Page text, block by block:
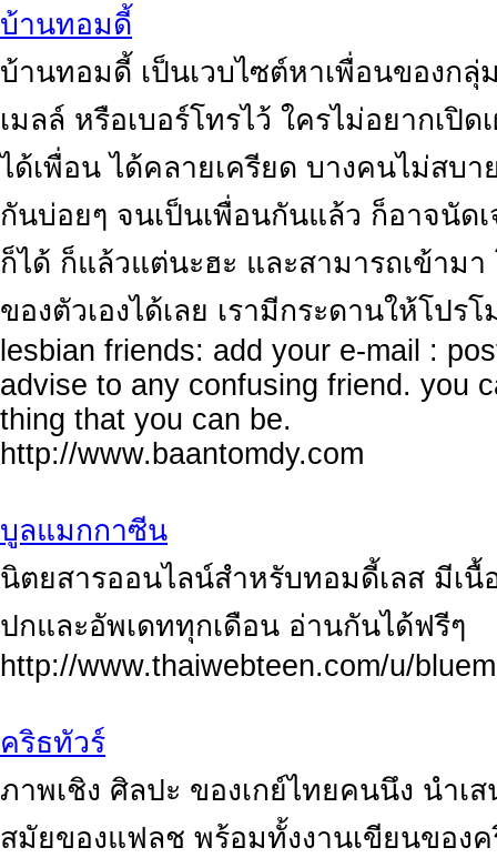
บ้านทอมดี้
บ้านทอมดี้ เป็นเวบไซต์หาเพื่อนของก
เมลล์ หรือเบอร์โทรไว้ ใครไม่อยากเปิ
ได้เพื่อน ได้คลายเครียด บางคนไม่สบา
กันบ่อยๆ จนเป็นเพื่อนกันแล้ว ก็อาจนัด
ก็ได้ ก็แล้วแต่นะฮะ และสามารถเข้า
ของตัวเองได้เลย เรามีกระดานให้โป
lesbian friends: add your e-mail :
advise to any confusing friend. you
thing that you can be.
http://www.baantomdy.com
บูลแมกกาซีน
นิตยสารออนไลน์สำหรับทอมดี้เลส มีเ
ปกและอัพเดททุกเดือน อ่านกันได้ฟรีๆ
http://www.thaiwebteen.com/u/
คริธทัวร์
ภาพเชิง ศิลปะ ของเกย์ไทยคนนึง นำเ
สมัยของแฟลช พร้อมทั้งงานเขียนของ